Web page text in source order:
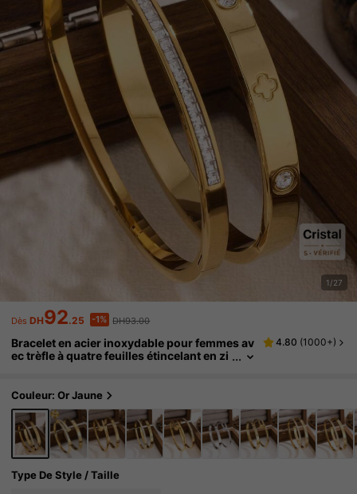
1/27
Dès DH92.25 -1% DH93.00
Bracelet en acier inoxydable pour femmes av
ec trèfle à quatre feuilles étincelant en zi
4.80 (1000+)
Couleur: Or Jaune
Type De Style / Taille